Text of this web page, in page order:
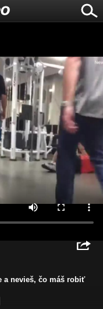
a nevieš, čo máš robiť